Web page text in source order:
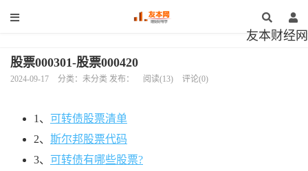
友本财经网
股票000301-股票000420
2024-09-17 分类：未分类 发布： 阅读(13) 评论(0)
1、 可转债股票清单
2、 斯尔邦股票代码
3、 可转债有哪些股票?